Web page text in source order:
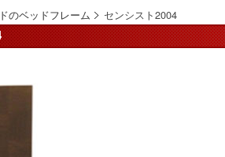
のベッドフレーム センシスト2004